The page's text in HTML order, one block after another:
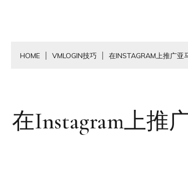
HOME VMLOGIN技巧 在INSTAGRAM上推广亚
在Instagram上推